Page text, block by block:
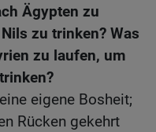
Ägypten zu
zu trinken? Was
zu laufen, um
eigene Bosheit;
Rücken gekehrt